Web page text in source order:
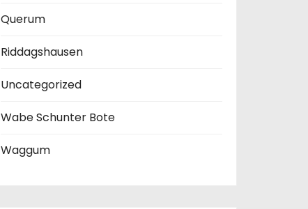
Querum
Riddagshausen
Uncategorized
Wabe Schunter Bote
Waggum